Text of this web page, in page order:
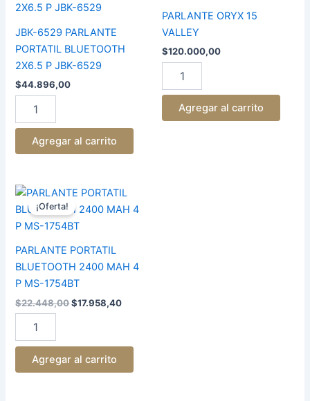
JBK-6529 PARLANTE
PORTATIL BLUETOOTH
2X6.5 P JBK-6529
$44.896,00
PORTATIL
BLUETOOTH
P
JBK-
6529
cantidad
Agregar al carrito
PARLANTE ORYX 15
VALLEY
$120.000,00
VALLEY
cantidad
Agregar al carrito
¡Oferta!
PARLANTE PORTATIL
BLUETOOTH 2400 MAH 4
P MS-1754BT
$22.448,00
El
original
era:
$17.958,40
El
actual
PARLANTE
PORTATIL
BLUETOOTH
2400
MAH
P
MS-
1754BT
cantidad
Agregar al carrito